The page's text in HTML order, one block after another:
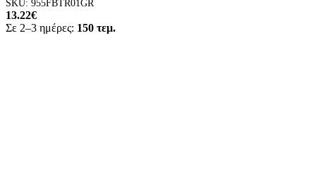
SKU: 955FBTR01GR
13.22€
Σε 2–3 ημέρες: 150 τεμ.